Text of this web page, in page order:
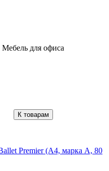
Мебель для офиса
К товарам